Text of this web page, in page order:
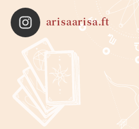
arisaarisa.ft